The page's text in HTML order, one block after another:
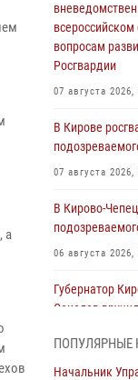
а
вопросам
Росгвардии
07 августа 2026,
В Кирове
07 августа 2026,
В Кирово-
06 августа 2026,
Губернатор
Соколов
ПОПУЛЯРНЫЕ
Начальник